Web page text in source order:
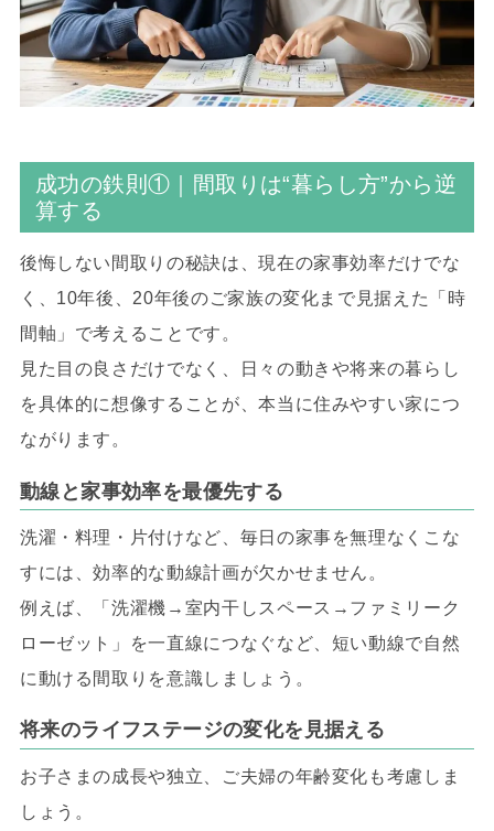
成功の鉄則①｜間取りは“暮らし方”から逆
算する
後悔しない間取りの秘訣は、現在の家事効率だけでな
く、10年後、20年後のご家族の変化まで見据えた「時
間軸」で考えることです。
見た目の良さだけでなく、日々の動きや将来の暮らし
を具体的に想像することが、本当に住みやすい家につ
ながります。
動線と家事効率を最優先する
洗濯・料理・片付けなど、毎日の家事を無理なくこな
すには、効率的な動線計画が欠かせません。
例えば、「洗濯機→室内干しスペース→ファミリーク
ローゼット」を一直線につなぐなど、短い動線で自然
に動ける間取りを意識しましょう。
将来のライフステージの変化を見据える
お子さまの成長や独立、ご夫婦の年齢変化も考慮しま
しょう。